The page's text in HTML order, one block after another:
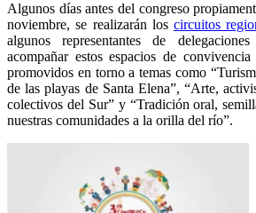
Algunos días antes del congreso
noviembre, se realizarán los circuitos
algunos representantes de
acompañar estos espacios de
promovidos en torno a temas como
de las playas de Santa Elena”, “Arte,
colectivos del Sur” y “Tradición oral,
nuestras comunidades a la orilla del río”.